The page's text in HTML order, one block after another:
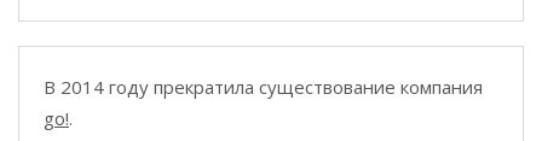
В 2014 году прекратила существование компания
go!.